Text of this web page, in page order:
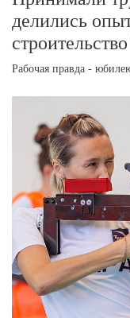
делились
Рабочая правда -